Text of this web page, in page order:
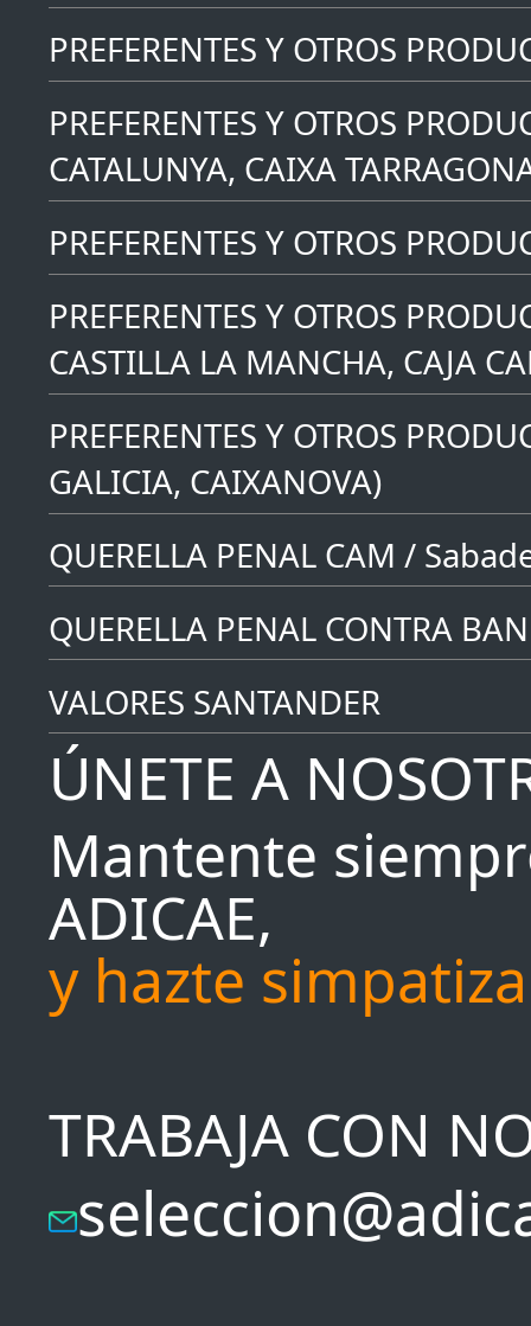
PREFERENTES Y OTROS
PREFERENTES Y OTROS
CATALUNYA, CAIXA
PREFERENTES Y OTROS
PREFERENTES Y OTROS
CASTILLA LA MANCHA, CAJA
PREFERENTES Y OTROS
GALICIA, CAIXANOVA)
QUERELLA PENAL CAM /
QUERELLA PENAL CONTRA
VALORES SANTANDER
ÚNETE A
Mantente
ADICAE,
y hazte
TRABAJA CON